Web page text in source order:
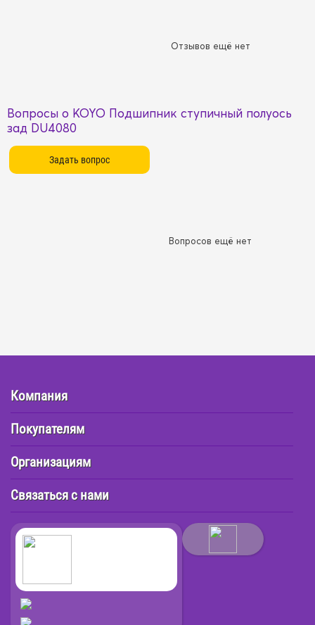
Отзывов ещё нет
Вопросы о KOYO Подшипник ступичный полуось
зад DU4080
Вопросов ещё нет
Компания
Покупателям
Организациям
Связаться с нами